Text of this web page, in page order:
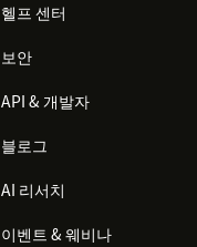
헬프 센터
보안
API & 개발자
블로그
AI 리서치
이벤트 & 웨비나